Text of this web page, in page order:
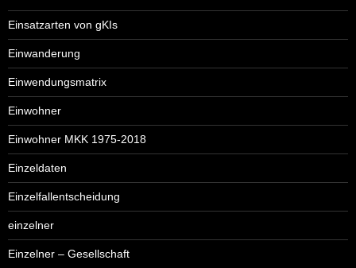
Einsatzarten von gKIs
Einwanderung
Einwendungsmatrix
Einwohner
Einwohner MKK 1975-2018
Einzeldaten
Einzelfallentscheidung
einzelner
Einzelner – Gesellschaft